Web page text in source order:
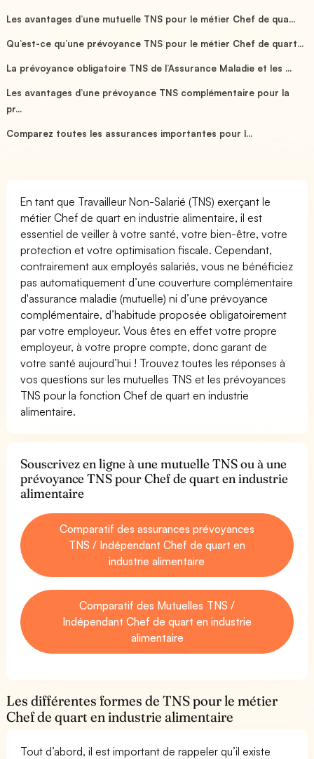
Les avantages d’une mutuelle TNS pour le métier Chef de qua...
Qu’est-ce qu’une prévoyance TNS pour le métier Chef de quart...
La prévoyance obligatoire TNS de l’Assurance Maladie et les ...
Les avantages d’une prévoyance TNS complémentaire pour la
pr...
Comparez toutes les assurances importantes pour l...
En tant que Travailleur Non-Salarié (TNS) exerçant le
métier Chef de quart en industrie alimentaire, il est
essentiel de veiller à votre santé, votre bien-être, votre
protection et votre optimisation fiscale. Cependant,
contrairement aux employés salariés, vous ne bénéficiez
pas automatiquement d’une couverture complémentaire
d'assurance maladie (mutuelle) ni d’une prévoyance
complémentaire, d’habitude proposée obligatoirement
par votre employeur. Vous êtes en effet votre propre
employeur, à votre propre compte, donc garant de
votre santé aujourd’hui ! Trouvez toutes les réponses à
vos questions sur les mutuelles TNS et les prévoyances
TNS pour la fonction Chef de quart en industrie
alimentaire.
Souscrivez en ligne à une mutuelle TNS ou à une
prévoyance TNS pour Chef de quart en industrie
alimentaire
Comparatif des assurances prévoyances
TNS / Indépendant Chef de quart en
industrie alimentaire
Comparatif des Mutuelles TNS /
Indépendant Chef de quart en industrie
alimentaire
Les différentes formes de TNS pour le métier
Chef de quart en industrie alimentaire
Tout d’abord, il est important de rappeler qu’il existe